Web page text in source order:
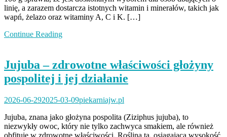
linię, a zarazem dostarcza istotnych witamin i minerałów, takich jak
wapń, żelazo oraz witaminy A, C i K. […]
Continue Reading
Jujuba – zdrowotne właściwości głożyny
pospolitej i jej działanie
2026-06-292025-03-09piekarniajw.pl
Jujuba, znana jako głożyna pospolita (Ziziphus jujuba), to
niezwykły owoc, który nie tylko zachwyca smakiem, ale również